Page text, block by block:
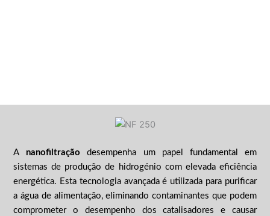
A nanofiltração desempenha um papel fundamental em
sistemas de produção de hidrogénio com elevada eficiência
energética. Esta tecnologia avançada é utilizada para purificar
a água de alimentação, eliminando contaminantes que podem
comprometer o desempenho dos catalisadores e causar